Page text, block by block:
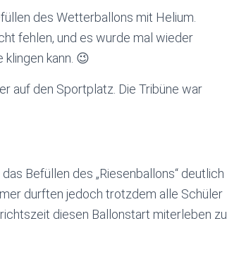
des Wetterballons mit Helium.
fehlen, und es wurde mal wieder
kann. 😉
auf den Sportplatz. Die Tribüne war
Befüllen des „Riesenballons“ deutlich
durften jedoch trotzdem alle Schüler
diesen Ballonstart miterleben zu